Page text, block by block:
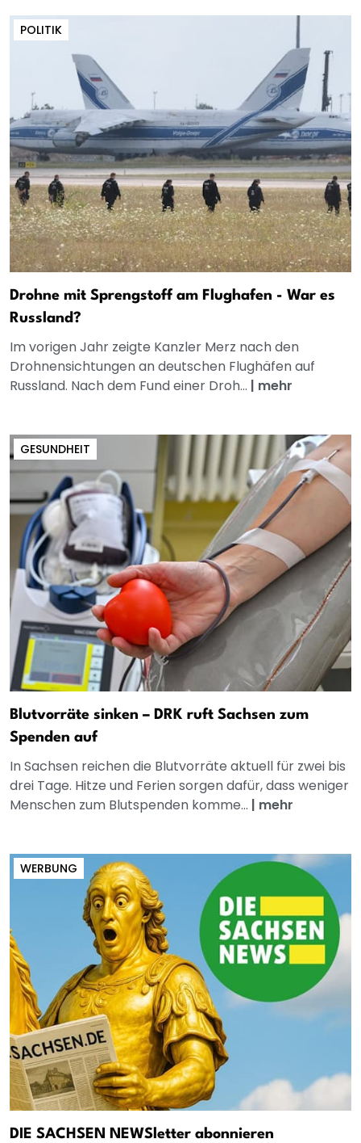
POLITIK
Drohne mit Sprengstoff am Flughafen - War es
Russland?
Im vorigen Jahr zeigte Kanzler Merz nach den
Drohnensichtungen an deutschen Flughäfen auf
Russland. Nach dem Fund einer Droh... | mehr
GESUNDHEIT
Blutvorräte sinken – DRK ruft Sachsen zum
Spenden auf
In Sachsen reichen die Blutvorräte aktuell für zwei bis
drei Tage. Hitze und Ferien sorgen dafür, dass weniger
Menschen zum Blutspenden komme... | mehr
WERBUNG
DIE SACHSEN NEWSletter abonnieren